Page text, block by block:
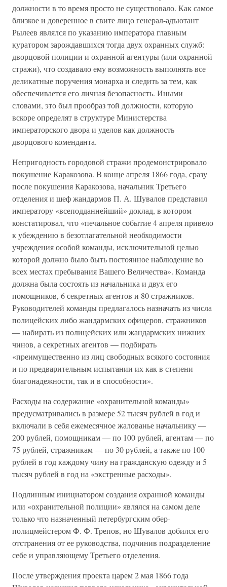
должности в то время просто не существовало. Как самое
близкое и доверенное в свите лицо генерал-адъютант
Рылеев являлся по указанию императора главным
куратором зарождавшихся тогда двух охранных служб:
дворцовой полиции и охранной агентуры (или охранной
стражи), что создавало ему возможность выполнять все
деликатные поручения монарха и следить за тем, как
обеспечивается его личная безопасность. Иными
словами, это был прообраз той должности, которую
вскоре определят в структуре Министерства
императорского двора и уделов как должность
дворцового коменданта.
Непригодность городовой стражи продемонстрировало
покушение Каракозова. В конце апреля 1866 года, сразу
после покушения Каракозова, начальник Третьего
отделения и шеф жандармов П. А. Шувалов представил
императору «всеподданнейший» доклад, в котором
констатировал, что «печальное событие 4 апреля привело
к убеждению в безотлагательной необходимости
учреждения особой команды, исключительной целью
которой должно было быть постоянное наблюдение во
всех местах пребывания Вашего Величества». Команда
должна была состоять из начальника и двух его
помощников, 6 секретных агентов и 80 стражников.
Руководителей команды предлагалось назначать из числа
полицейских либо жандармских офицеров, стражников
— набирать из полицейских или жандармских нижних
чинов, а секретных агентов — подбирать
«преимущественно из лиц свободных всякого состояния
и по предварительным испытании их как в степени
благонадежности, так и в способности».
Расходы на содержание «охранительной команды»
предусматривались в размере 52 тысяч рублей в год и
включали в себя ежемесячное жалованье начальнику —
200 рублей, помощникам — по 100 рублей, агентам — по
75 рублей, стражникам — по 30 рублей, а также по 100
рублей в год каждому чину на гражданскую одежду и 5
тысяч рублей в год на «экстренные расходы».
Подлинным инициатором создания охранной команды
или «охранительной полиции» являлся на самом деле
только что назначенный петербургским обер-
полицмейстером Ф. Ф. Трепов, но Шувалов добился его
отстранения от ее руководства, подчинив подразделение
себе и управляющему Третьего отделения.
После утверждения проекта царем 2 мая 1866 года